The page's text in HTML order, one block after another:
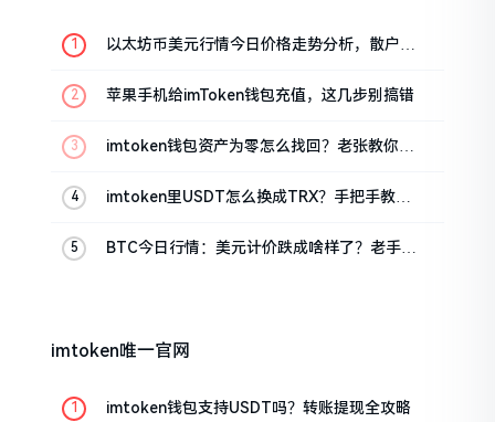
以太坊币美元行情今日价格走势分析，散户如
苹果手机给imToken钱包充值，这几步别搞错
imtoken钱包资产为零怎么找回？老张教你几
imtoken里USDT怎么换成TRX？手把手教你
BTC今日行情：美元计价跌成啥样了？老手教
imtoken唯一官网
imtoken钱包支持USDT吗？转账提现全攻略